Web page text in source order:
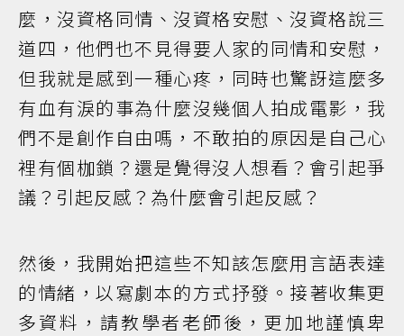
麼，沒資格同情、沒資格安慰、沒資格說三
道四，他們也不見得要人家的同情和安慰，
但我就是感到一種心疼，同時也驚訝這麼多
有血有淚的事為什麼沒幾個人拍成電影，我
們不是創作自由嗎，不敢拍的原因是自己心
裡有個枷鎖？還是覺得沒人想看？會引起爭
議？引起反感？為什麼會引起反感？
然後，我開始把這些不知該怎麼用言語表達
的情緒，以寫劇本的方式抒發。接著收集更
多資料，請教學者老師後，更加地謹慎卑